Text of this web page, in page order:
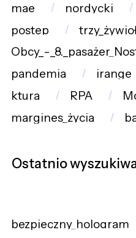
mae
nordycki
postep
Obcy_-
pandemia
irange
ktura
RPA
margines_życia
Ostatnio
bezpieczny_hologram